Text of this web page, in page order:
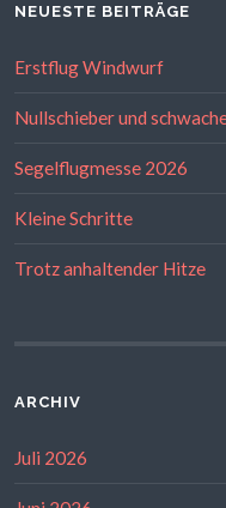
NEUESTE BEITRÄGE
Erstflug Windwurf
Nullschieber und
Segelflugmesse 2026
Kleine Schritte
Trotz anhaltender Hitze
ARCHIV
Juli 2026